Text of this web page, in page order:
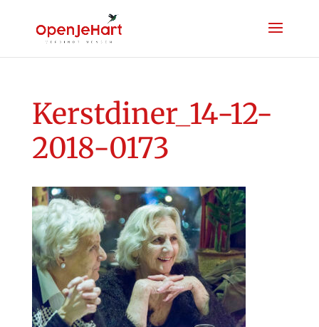
Kerstdiner_14-12-
2018-0173